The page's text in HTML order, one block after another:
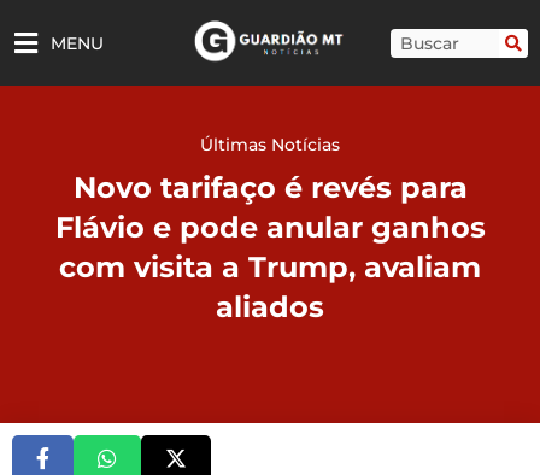
para
MENU Pesquisar
Últimas Notícias
Novo tarifaço é revés para
Flávio e pode anular ganhos
com visita a Trump, avaliam
aliados